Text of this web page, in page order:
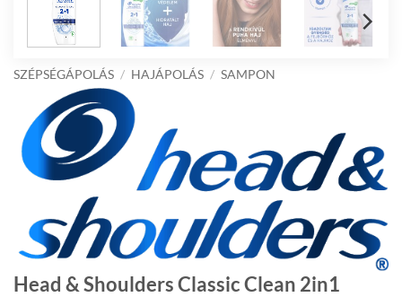
SZÉPSÉGÁPOLÁS / HAJÁPOLÁS / SAMPON
Head & Shoulders Classic Clean 2in1